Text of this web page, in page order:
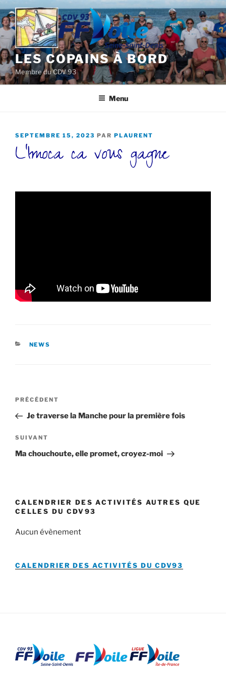
Aller
au
contenu
principal
LES COPAINS À BORD
Membre du CDV 93
Menu
PUBLIÉ
SEPTEMBRE 15, 2023 PAR PLAURENT
L’Imoca ca vous gagne
CATÉGORIES
NEWS
Navigation
l’article
Article
précédent
PRÉCÉDENT
Je traverse la Manche pour la première fois
Article
suivant
SUIVANT
Ma chouchoute, elle promet, croyez-moi
CALENDRIER DES ACTIVITÉS AUTRES QUE
CELLES DU CDV93
Aucun évènement
CALENDRIER DES ACTIVITÉS DU CDV93